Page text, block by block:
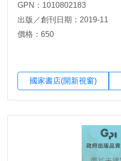
GPN：1010802183
出版／創刊日期：2019-11
價格：650
國家書店(開新視窗)